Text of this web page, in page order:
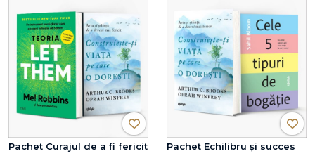
Pachet Curajul de a fi fericit Pachet Echilibru și succes